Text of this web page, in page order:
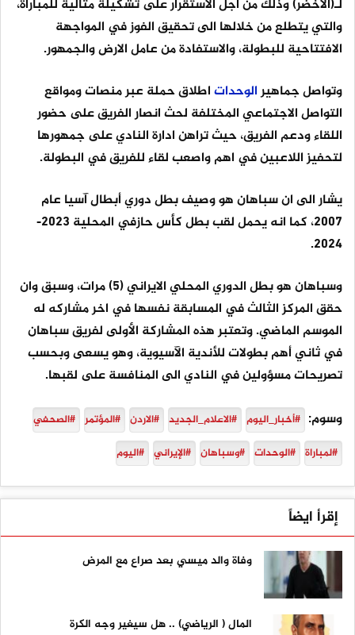
لـ(الأخضر) وذلك من اجل الاستقرار على تشكيلة مثالية للمباراة،
والتي يتطلع من خلالها الى تحقيق الفوز في المواجهة
الافتتاحية للبطولة، والاستفادة من عامل الارض والجمهور.
وتواصل جماهيرالوحداتاطلاق حملة عبر منصات ومواقع
التواصل الاجتماعي المختلفة لحث انصار الفريق على حضور
اللقاء ودعم الفريق، حيث تراهن ادارة النادي على جمهورها
لتحفيز اللاعبين في اهم واصعب لقاء للفريق في البطولة.
يشار الى ان سباهان هو وصيف بطل دوري أبطال آسيا عام
2007، كما انه يحمل لقب بطل كأس حازفي المحلية 2023-
2024.
وسباهان هو بطل الدوري المحلي الايراني (5) مرات، وسبق وان
حقق المركز الثالث في المسابقة نفسها في اخر مشاركه له
الموسم الماضي. وتعتبر هذه المشاركة الأولى لفريق سباهان
في ثاني أهم بطولات للأندية الآسيوية، وهو يسعى وبحسب
تصريحات مسؤولين في النادي الى المنافسة على لقبها.
وسوم: #أخبار_اليوم #الاعلام_الجديد #الاردن #المؤتمر #الصحفي
#لمباراة #الوحدات #وسباهان #الإيراني #اليوم
إقرأ ايضاً
وفاة والد ميسي بعد صراع مع المرض
المال ( الرياضي) .. هل سيغير وجه الكرة